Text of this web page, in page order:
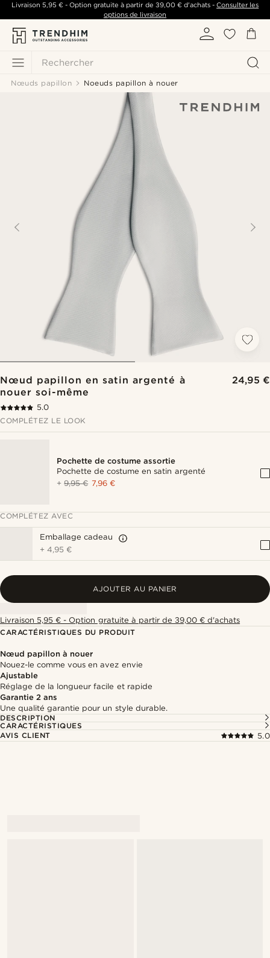
Rechercher
Livraison 5,95 €- Option gratuite à partir de 39,00 €d'achats -Consulter les
options de livraison
Nœuds papillon Noeuds papillon à nouer
Nœud papillon en satin argenté à
nouer soi-même
24,95 €
5.0
COMPLÉTEZ LE LOOK
Pochette de costume assortie
Pochette de costume en satin argenté
+9,95 € 7,96 €
COMPLÉTEZ AVEC
Emballage cadeau
+4,95 €
AJOUTER AU PANIER
Livraison 5,95 € - Option gratuite à partir de 39,00 € d'achats
CARACTÉRISTIQUES DU PRODUIT
Nœud papillon à nouer
Nouez-le comme vous en avez envie
Ajustable
Réglage de la longueur facile et rapide
Garantie 2 ans
Une qualité garantie pour un style durable.
DESCRIPTION
CARACTÉRISTIQUES
AVIS CLIENT
5.0